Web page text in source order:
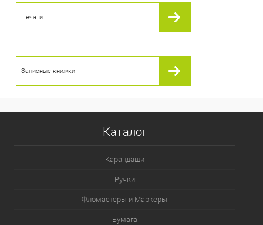
Печати
Записные книжки
Каталог
Карандаши
Ручки
Фломастеры и Маркеры
Бумага